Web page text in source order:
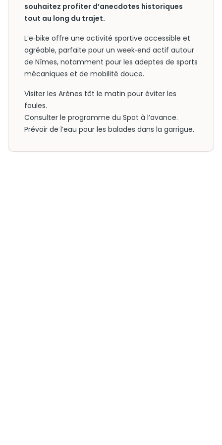
souhaitez profiter d’anecdotes historiques
tout au long du trajet.
L’e‑bike offre une activité sportive accessible et
agréable, parfaite pour un week‑end actif autour
de Nîmes, notamment pour les adeptes de sports
mécaniques et de mobilité douce.
Visiter les Arènes tôt le matin pour éviter les
foules.
Consulter le programme du Spot à l’avance.
Prévoir de l’eau pour les balades dans la garrigue.